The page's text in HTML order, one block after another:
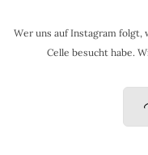
Wer uns auf Instagram folgt,
Celle besucht habe.